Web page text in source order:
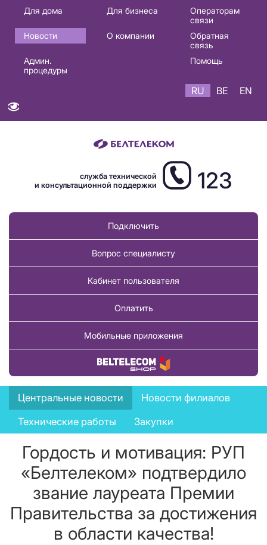
Основная
навигация
RU
Для дома Для бизнеса
Операторам
связи
Новости
О компании
Обратная
связь
Админ.
процедуры
Помощь
RU BE EN
служба технической
и консультационной поддержки
123
Подключить
Вопрос специалисту
Кабинет пользователя
Оплатить
Мобильные приложения
Купить товар
News
menu
Центральные новости
Новости филиалов
Технические работы
Закупки
Гордость и мотивация: РУП
«Белтелеком» подтвердило
звание лауреата Премии
Правительства за достижения
в области качества!